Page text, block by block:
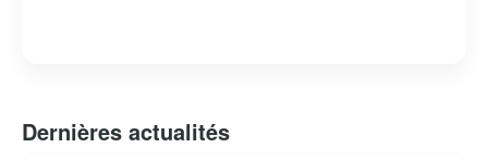
Dernières actualités